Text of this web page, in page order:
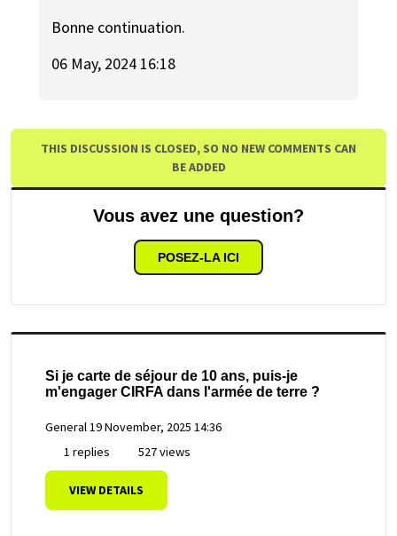
Bonne continuation.
06 May, 2024 16:18
THIS DISCUSSION IS CLOSED, SO NO NEW COMMENTS CAN
BE ADDED
Vous avez une question?
POSEZ-LA ICI
Si je carte de séjour de 10 ans, puis-je
m'engager CIRFA dans l'armée de terre ?
General19 November, 2025 14:36
1 replies
527 views
VIEW DETAILS